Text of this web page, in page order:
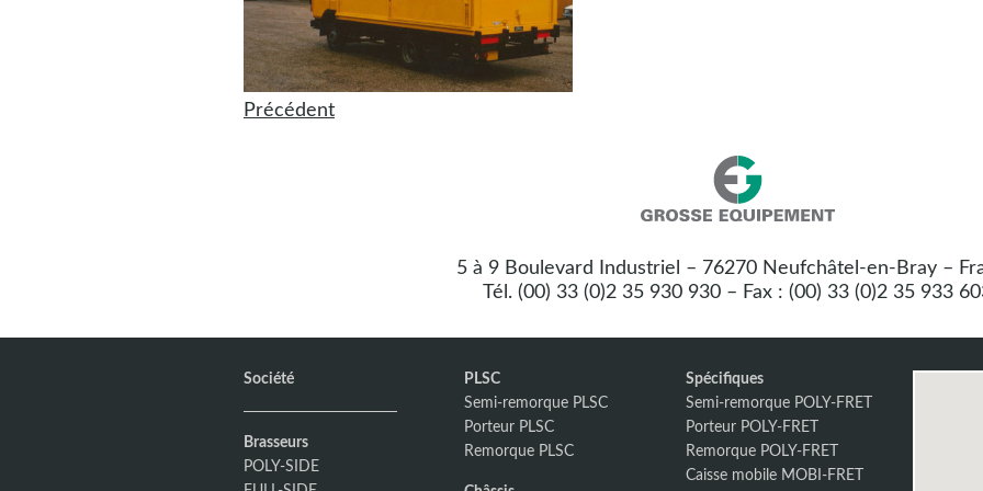
Précédent
coordonnées
Equipement
5 à 9 Boulevard Industriel – 76270 Neufchâtel-en-Bray –
Tél. (00) 33 (0)2 35 930 930 – Fax : (00) 33 (0)2 35 933
Société
Brasseurs
POLY-SIDE
PLSC
Semi-remorque PLSC
Porteur PLSC
Remorque PLSC
Spécifiques
Semi-remorque POLY-FRET
Porteur POLY-FRET
Remorque POLY-FRET
Caisse mobile MOBI-FRET